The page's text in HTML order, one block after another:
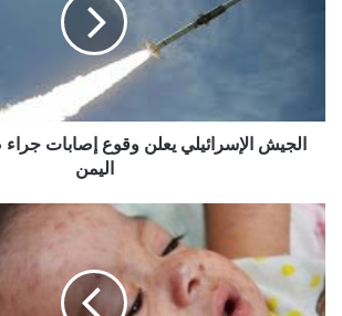
من
اليمنالجيش الإسرائيلي يعلن وقوع إصابات
اليمن
في
أقل
من
أسبوع..
ارتفاع